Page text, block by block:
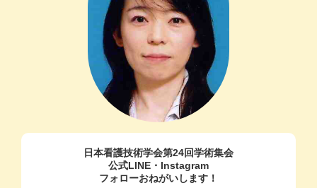
日本看護技術学会第24回学術集会
公式LINE・Instagram
フォローおねがいします！